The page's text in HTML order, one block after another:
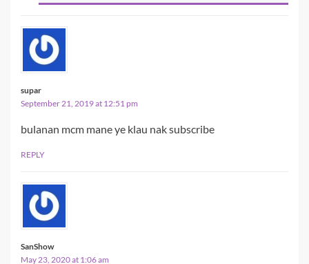
supar
September 21, 2019 at 12:51 pm
bulanan mcm mane ye klau nak subscribe
REPLY
SanShow
May 23, 2020 at 1:06 am